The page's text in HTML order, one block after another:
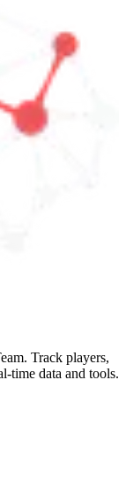
Track players,
time data and tools.